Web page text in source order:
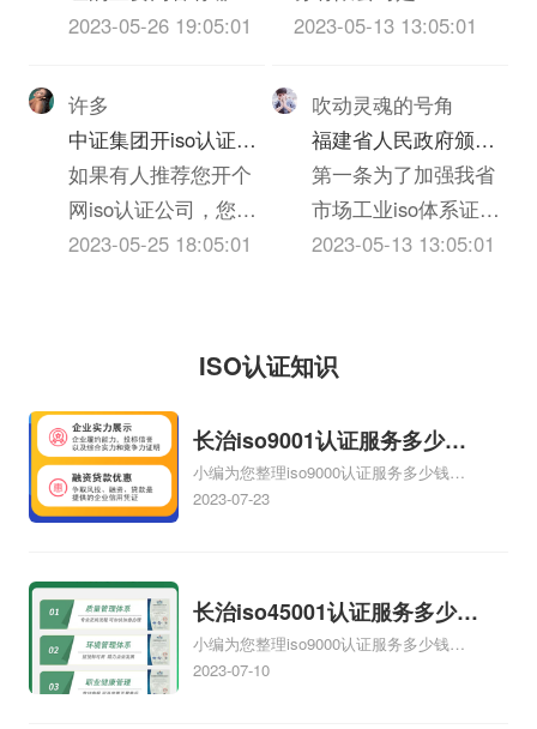
体系认证法》、《广
1、招标iso三体系认
（1）投标邀请；
（2）投标人须知，包
括密封、签署、盖章
要求等；（3）投标人
应当提交的资格、资
证编制要求和投标保
证金交纳方式；（5）
招标项目的...
2023-05-26 19:05:01
许多
中证集团开iso认证公
司有什么要求么？
如果有人推荐您开个
网iso认证公司，您一
定马上会想到资金来
邮寄、销售经验、库
存风险、售后服务等
一系列的问题，可能
会觉得困难重重、麻
烦多多，让您一筹莫
展。按照通常的网iso
说，可不就是这样，
没有自己的商务网
站，缺少启动资金，
不...
2023-05-25 18:05:01
理登记而未...
对客户信用额度的授
节进行全部监督，以
保障应收账款安全和
及时安全收回的管
理。企业信用风险管
理技巧...
11在广东省广州市天河
公司(自然人投资或控
股)，申报地址位于广州
市越秀区东风东路836
号2座2204房。广州卓
瀚iso体系认证服务有限
企业...
2023-05-13 13:05:01
吹动灵魂的号角
福建省人民政府颁发
《关于加强市场工业
iso体系证书质量监督
检验与管理的暂行规
第一条为了加强我省
市场工业iso体系证书
的质量监督检验与管
体系证书流通，根据
《国务院批转国家标
强iso三体系认证质量
监督检验工作报告的
省市场的工业iso体系
证书，均按照...
2023-05-13 13:05:01
ISO认证知识
长治iso9001认证服务多少
钱，长治iso9001服务
小编为您整理iso9000认证服务多少钱、
提供服务婴儿床CE认证多少钱、提供itss
iso体系认证知识，详情可查看下方正文！
2023-07-23
长治iso45001认证服务多少
钱，长治iso45001服务
小编为您整理iso9000认证服务多少钱、
提供服务婴儿床CE认证多少钱、提供itss
2023-07-10